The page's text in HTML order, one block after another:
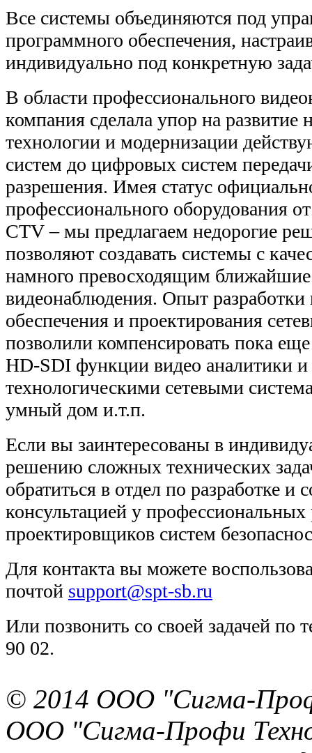
Все системы объединяются под
программного обеспечения,
индивидуально под конкретную
В области профессионального
компания сделала упор на развитие
технологии и модернизации
систем до цифровых систем
разрешения. Имея статус
профессионального оборудования
CTV – мы предлагаем недорогие
позволяют создавать системы с
намного превосходящим ближайшие
видеонаблюдения. Опыт разработки
обеспечения и проектирования
позволили компенсировать пока
HD-SDI функции видео аналитики и
технологическими сетевыми
умный дом и.т.п.
Если вы заинтересованы в
решению сложных технических
обратиться в отдел по разработке и
консультацией у профессиональных
проектировщиков систем
Для контакта вы можете
почтой support@spt-sb.ru
Или позвонить со своей задачей по
90 02.
© 2014 ООО "Сигма-
ООО "Сигма-Профи